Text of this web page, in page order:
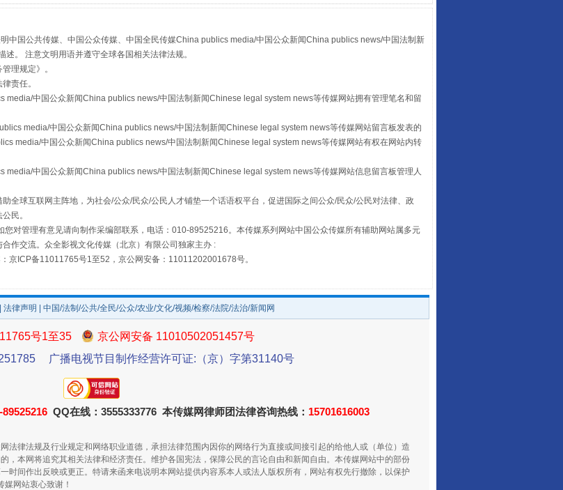
事关残疾人未来5年 让传统村落焕发生机
规模最大的光氢储一体化项目
中国公共传媒、中国公众传媒、中国全民传媒China publics media/中国公众新闻China publics news/中国法制新
。 注意文明用语并遵守全球各国相关法律法规。
管理规定》。
责任。
media/中国公众新闻China publics news/中国法制新闻Chinese legal system news等传媒网站拥有管理笔名和留
media/中国公众新闻China publics news/中国法制新闻Chinese legal system news等传媒网站留言板发表的
media/中国公众新闻China publics news/中国法制新闻Chinese legal system news等传媒网站有权在网站内转
media/中国公众新闻China publics news/中国法制新闻Chinese legal system news等传媒网站信息留言板管理人
全球互联网主阵地，为社会/公众/民众/公民人才铺垫一个话语权平台，促进国际之间公众/民众/公民对法律、政
民。
对管理有意见请向制作采编部联系，电话：010-89525216。本传媒系列网站中国公众传媒所有辅助网站属多元
作交流。众全影视文化传媒（北京）有限公司独家主办 :
京ICP备11011765号1至52，京公网安备：11011202001678号。
法律声明 | 中国/法制/公共/全民/公众/农业/文化/视频/检察/法院/法治/新闻网
号1至35
京公网安备 11010502051457号
广播电视节目制作经营许可证:（京）字第31140号
89525216 QQ在线：3555333776 本传媒网律师团法律咨询热线： 15701616003
法律法规及行业规定和网络职业道德，承担法律范围内因你的网络行为直接或间接引起的给他人或（单位）造
，本网将追究其相关法律和经济责任。维护各国宪法，保障公民的言论自由和新闻自由。本传媒网站中的部份
时间作出反映或更正。特请来函来电说明本网站提供内容系本人或法人版权所有，网站有权先行撤除，以保护
网站衷心致谢！